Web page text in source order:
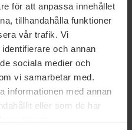
för att anpassa innehållet
tillhandahålla funktioner
vår trafik. Vi
och annan
sociala medier och
vi samarbetar med.
informationen med annan
eller som de har
för